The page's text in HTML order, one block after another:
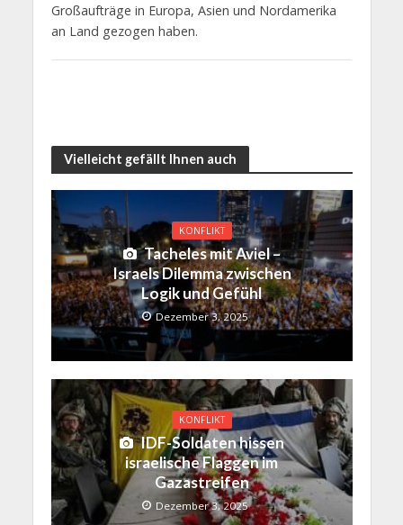
Großaufträge in Europa, Asien und Nordamerika
an Land gezogen haben.
Vielleicht gefällt Ihnen auch
KONFLIKT
Tacheles mit Aviel –
Israels Dilemma zwischen
Logik und Gefühl
Dezember 3, 2025
KONFLIKT
IDF-Soldaten hissen
israelische Flaggen im
Gazastreifen
Dezember 3, 2025